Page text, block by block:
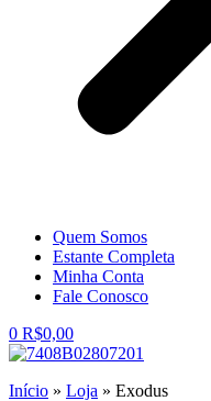
Quem Somos
Estante Completa
Minha Conta
Fale Conosco
0 R$0,00
Início » Loja » Exodus